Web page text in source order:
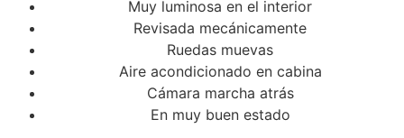
Muy luminosa en el interior
Revisada mecánicamente
Ruedas muevas
Aire acondicionado en cabina
Cámara marcha atrás
En muy buen estado